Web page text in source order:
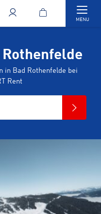
MENU
in Bad Rothenfelde bei
Rent